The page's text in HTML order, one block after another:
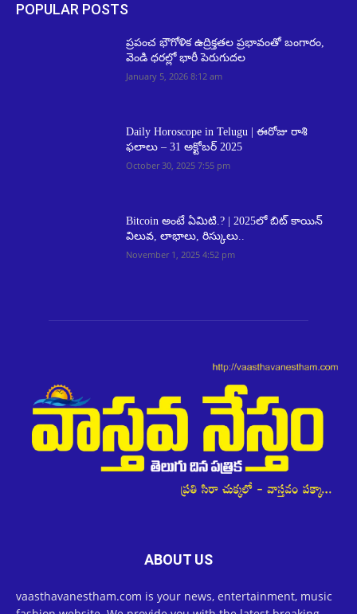
POPULAR POSTS
ప్రపంచ భౌగోళిక ఉద్రిక్తతల ప్రభావంతో బంగారం,
వెండి ధరల్లో భారీ పెరుగుదల
January 5, 2026 8:12 am
Daily Horoscope in Telugu | ఈరోజు రాశి
ఫలాలు – 31 అక్టోబర్ 2025
October 30, 2025 7:55 pm
Bitcoin అంటే ఏమిటి.? | 2025లో బిట్‌ కాయిన్
విలువ, లాభాలు, రిస్కులు..
November 1, 2025 4:52 pm
ABOUT US
vaasthavanestham.com is your news, entertainment, music